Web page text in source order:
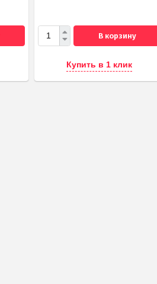
В корзину
Купить в 1 клик